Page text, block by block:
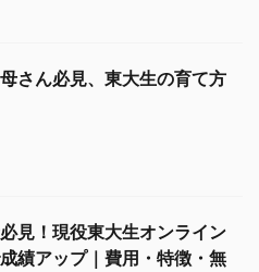
さん必見、東大生の育て方
見！現役東大生オンライン
績アップ｜費用・特徴・無